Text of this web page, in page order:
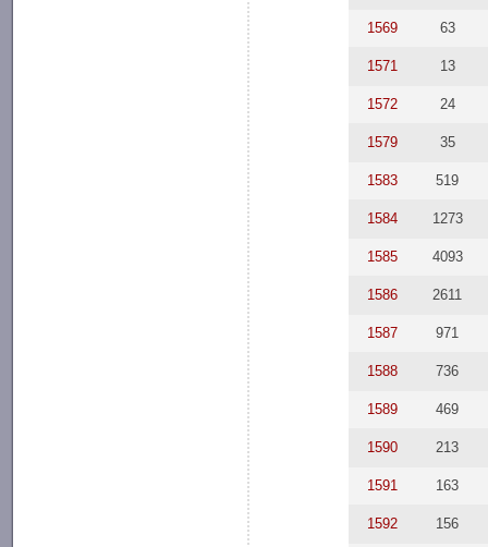
1569 63
1571 13
1572 24
1579 35
1583 519
1584 1273
1585 4093
1586 2611
1587 971
1588 736
1589 469
1590 213
1591 163
1592 156